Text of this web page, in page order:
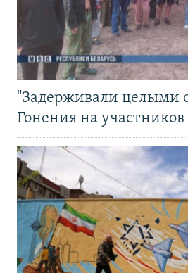
"Задерживали целыми
Гонения на